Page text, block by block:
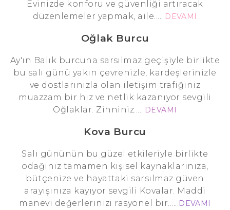
Evinizde konforu ve güvenliği artıracak
düzenlemeler yapmak, aile......DEVAMI
Oğlak Burcu
Ay'ın Balık burcuna sarsılmaz geçişiyle birlikte
bu salı günü yakın çevrenizle, kardeşlerinizle
ve dostlarınızla olan iletişim trafiğiniz
muazzam bir hız ve netlik kazanıyor sevgili
Oğlaklar. Zihniniz......DEVAMI
Kova Burcu
Salı gününün bu güzel etkileriyle birlikte
odağınız tamamen kişisel kaynaklarınıza,
bütçenize ve hayattaki sarsılmaz güven
arayışınıza kayıyor sevgili Kovalar. Maddi
manevi değerlerinizi rasyonel bir......DEVAMI